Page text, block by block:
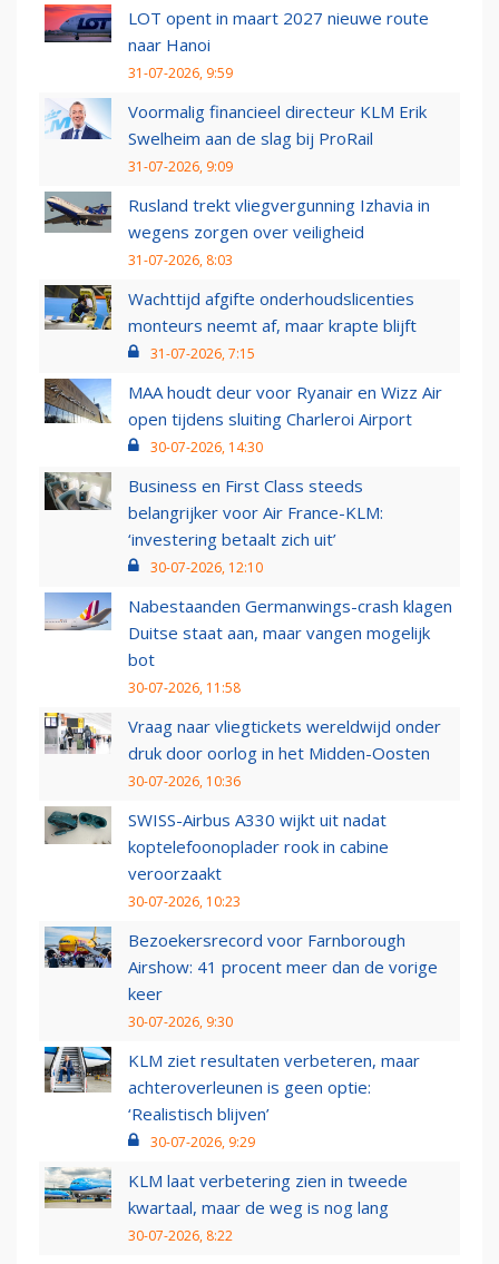
LOT opent in maart 2027 nieuwe route
naar Hanoi
31-07-2026, 9:59
Voormalig financieel directeur KLM Erik
Swelheim aan de slag bij ProRail
31-07-2026, 9:09
Rusland trekt vliegvergunning Izhavia in
wegens zorgen over veiligheid
31-07-2026, 8:03
Wachttijd afgifte onderhoudslicenties
monteurs neemt af, maar krapte blijft
31-07-2026, 7:15
MAA houdt deur voor Ryanair en Wizz Air
open tijdens sluiting Charleroi Airport
30-07-2026, 14:30
Business en First Class steeds
belangrijker voor Air France-KLM:
‘investering betaalt zich uit’
30-07-2026, 12:10
Nabestaanden Germanwings-crash klagen
Duitse staat aan, maar vangen mogelijk
bot
30-07-2026, 11:58
Vraag naar vliegtickets wereldwijd onder
druk door oorlog in het Midden-Oosten
30-07-2026, 10:36
SWISS-Airbus A330 wijkt uit nadat
koptelefoonoplader rook in cabine
veroorzaakt
30-07-2026, 10:23
Bezoekersrecord voor Farnborough
Airshow: 41 procent meer dan de vorige
keer
30-07-2026, 9:30
KLM ziet resultaten verbeteren, maar
achteroverleunen is geen optie:
‘Realistisch blijven’
30-07-2026, 9:29
KLM laat verbetering zien in tweede
kwartaal, maar de weg is nog lang
30-07-2026, 8:22